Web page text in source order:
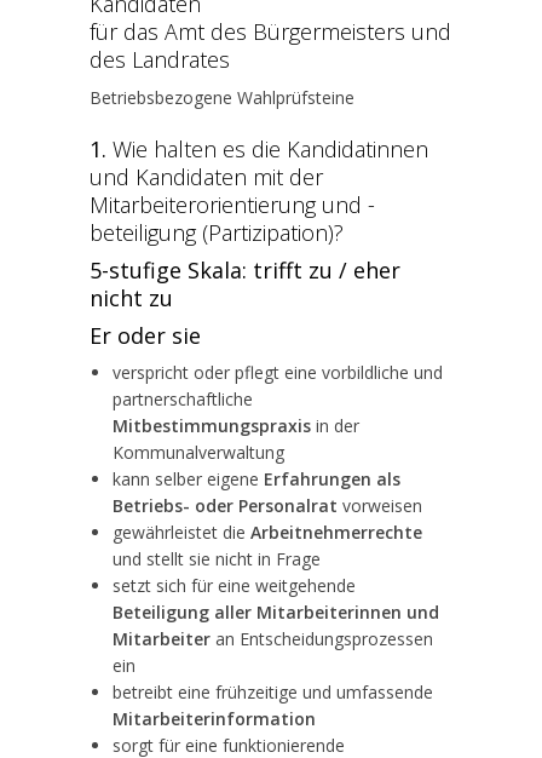
für das Amt des Bürgermeisters und
des Landrates
Betriebsbezogene Wahlprüfsteine
1. Wie halten es die Kandidatinnen
und Kandidaten mit der
Mitarbeiterorientierung und -
beteiligung (Partizipation)?
5-stufige Skala: trifft zu / eher
nicht zu
Er oder sie
verspricht oder pflegt eine vorbildliche und
partnerschaftliche
Mitbestimmungspraxis in der
Kommunalverwaltung
kann selber eigene Erfahrungen als
Betriebs- oder Personalrat vorweisen
gewährleistet die Arbeitnehmerrechte
und stellt sie nicht in Frage
setzt sich für eine weitgehende
Beteiligung aller Mitarbeiterinnen und
Mitarbeiter an Entscheidungsprozessen
ein
betreibt eine frühzeitige und umfassende
Mitarbeiterinformation
sorgt für eine funktionierende